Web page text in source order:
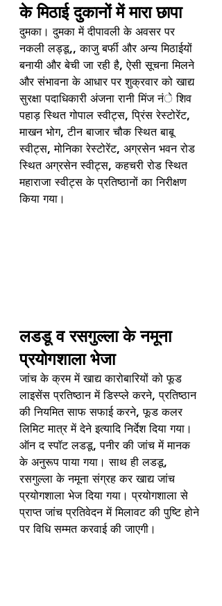
के मिठाई दुकानों में मारा छापा
दुमका। दुमका में दीपावली के अवसर पर
नकली लड्डू,, काजु बर्फी और अन्य मिठाईयों
बनायी और बेची जा रही है, ऐसी सूचना मिलने
और संभावना के आधार पर शुक्रवार को खाद्य
सुरक्षा पदाधिकारी अंजना रानी मिंज नंे शिव
पहाड़ स्थित गोपाल स्वीट्स, प्रिंस रेस्टोरेंट,
माखन भोग, टीन बाजार चौक स्थित बाबू
स्वीट्स, मोनिका रेस्टोरेंट, अग्रसेन भवन रोड
स्थित अग्रसेन स्वीट्स, कहचरी रोड स्थित
महाराजा स्वीट्स के प्रतिष्ठानों का निरीक्षण
किया गया।
लडडू व रसगुल्ला के नमूना
प्रयोगशाला भेजा
जांच के क्रम में खाद्य कारोबारियों को फूड
लाइसेंस प्रतिष्ठान में डिस्प्ले करने, प्रतिष्ठान
की नियमित साफ सफाई करने, फूड कलर
लिमिट मात्र में देने इत्यादि निर्देश दिया गया।
ऑन द स्पॉट लडडू, पनीर की जांच में मानक
के अनुरूप पाया गया। साथ ही लडडू,
रसगुल्ला के नमूना संग्रह कर खाद्य जांच
प्रयोगशाला भेज दिया गया। प्रयोगशाला से
प्राप्त जांच प्रतिवेदन में मिलावट की पुष्टि होने
पर विधि सम्मत करवाई की जाएगी।